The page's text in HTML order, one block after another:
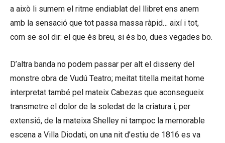
a això li sumem el ritme endiablat del llibret ens anem
amb la sensació que tot passa massa ràpid… així i tot,
com se sol dir: el que és breu, si és bo, dues vegades bo.
D’altra banda no podem passar per alt el disseny del
monstre obra de Vudú Teatro; meitat titella meitat home
interpretat també pel mateix Cabezas que aconsegueix
transmetre el dolor de la soledat de la criatura i, per
extensió, de la mateixa Shelley ni tampoc la memorable
escena a Villa Diodati, on una nit d’estiu de 1816 es va